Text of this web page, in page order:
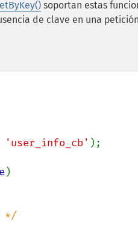
soportan estas
de clave en una
'user_info_cb' );
)
*/